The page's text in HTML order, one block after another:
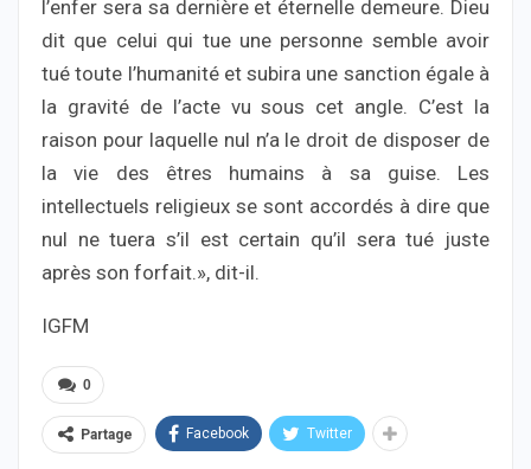
l’enfer sera sa dernière et éternelle demeure. Dieu
dit que celui qui tue une personne semble avoir
tué toute l’humanité et subira une sanction égale à
la gravité de l’acte vu sous cet angle. C’est la
raison pour laquelle nul n’a le droit de disposer de
la vie des êtres humains à sa guise. Les
intellectuels religieux se sont accordés à dire que
nul ne tuera s’il est certain qu’il sera tué juste
après son forfait.», dit-il.
IGFM
0
Partage Facebook Twitter